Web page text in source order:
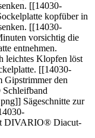
[[14030-
kopfüber in
[[14030-
vorsichtig die
entnehmen.
leichtes Klopfen löst
[[14030-
Gipstrimmer den
Sägeschnitte zur
DIVARIO® Diacut-